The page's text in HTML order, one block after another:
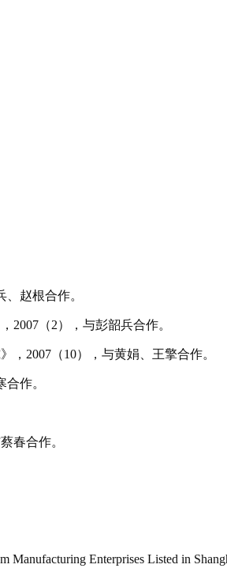
、赵根合作。
2007 （2），与彭韶兵合作。
， 2007 （10），与黄娟、王擎合作。
作。
蔡春合作。
Manufacturing Enterprises Listed in